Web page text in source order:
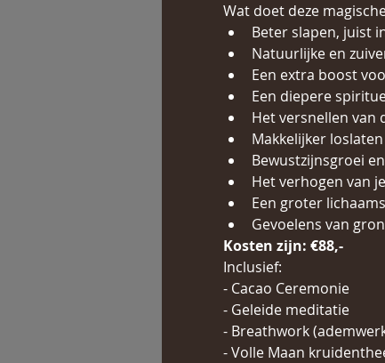
Wat doet deze
Beter slapen, juist
Natuurlijke en
Een extra boost
Een diepere
Het versnellen van
Makkelijker
Bewustzijnsgroei
Het verhogen van
Een groter
Gevoelens van
Kosten zijn: €88,-
Inclusief:
- Cacao Ceremonie
- Geleide meditatie
- Breathwork
- Volle Maan